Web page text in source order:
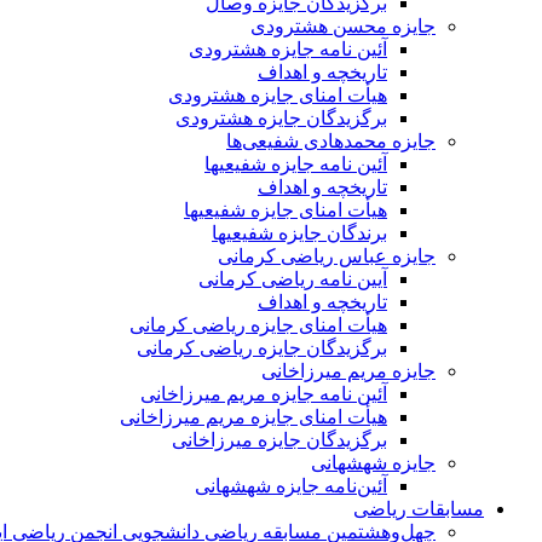
جایزه محسن هشترودی
آئین نامه جایزه هشترودی
تاریخچه و اهداف
هیأت امنای جایزه هشترودی
برگزیدگان جایزه هشترودی
جایزه محمدهادی شفیعی‌ها
آئین نامه جایزه شفیعیها
تاریخچه و اهداف
هیأت امنای جایزه شفیعیها
برندگان جایزه شفیعیها
جایزه عباس ریاضی کرمانی
آیین نامه ریاضی کرمانی
تاریخچه و اهداف
هیأت امنای جایزه ریاضی کرمانی
برگزیدگان جایزه ریاضی کرمانی
جایزه مریم میرزاخانی
آئین نامه جایزه مریم میرزاخانی
هیأت امنای جایزه مریم میرزاخانی
برگزیدگان جایزه میرزاخانی
جایزه شهشهانی
آئین‌نامه جایزه شهشهانی
مسابقات ریاضی
چهل‌و‌هشتمین مسابقه ریاضی دانشجویی انجمن ریاضی